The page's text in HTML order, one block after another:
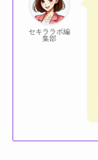
セキララボ編
集部